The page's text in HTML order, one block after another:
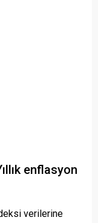
enflasyon
verilerine